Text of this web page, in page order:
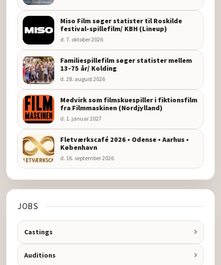
Miso Film søger statister til Roskilde
festival-spillefilm/ KBH (Lineup)
d. 7. oktober 2026
Familiespillefilm søger statister mellem
13-75 år/ Kolding
d. 28. august 2026
Medvirk som filmskuespiller i fiktionsfilm
fra Filmmaskinen (Nordjylland)
d. 1. januar 2027
Fletværkscafé 2026 • Odense • Aarhus •
København
d. 16. september 2026
JOBS
Castings
Auditions